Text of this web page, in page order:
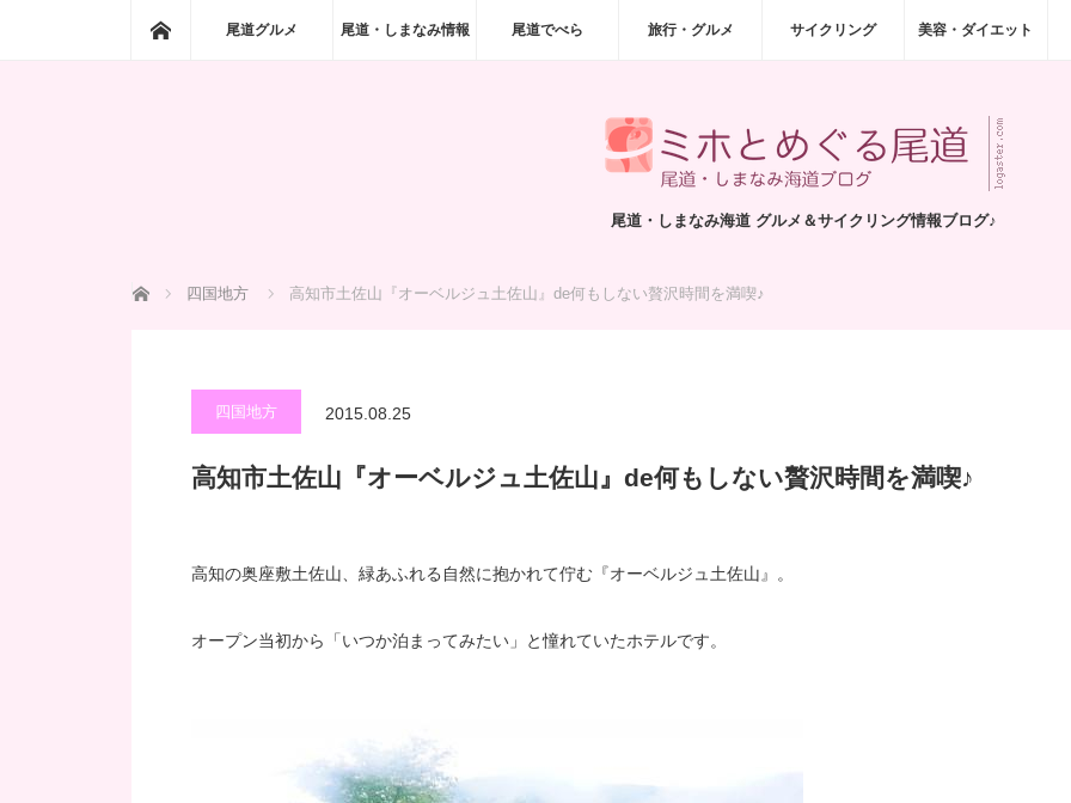
ホーム尾道グルメ 尾道・しまなみ情報 尾道でべら 旅行・グルメ サイクリング 美容・ダイエット
尾道・しまなみ海道 グルメ＆サイクリング情報ブログ♪
ホーム 四国地方 高知市土佐山『オーベルジュ土佐山』de何もしない贅沢時間を満喫♪
四国地方 2015.08.25
高知市土佐山『オーベルジュ土佐山』de何もしない贅沢時間を満喫♪
高知の奥座敷土佐山、緑あふれる自然に抱かれて佇む『オーベルジュ土佐山』。
オープン当初から「いつか泊まってみたい」と憧れていたホテルです。